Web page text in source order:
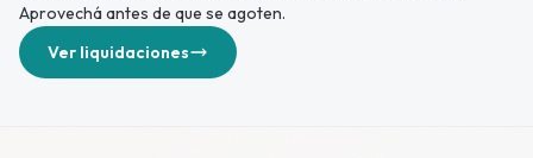
Aprovechá antes de que se agoten.
Ver liquidaciones